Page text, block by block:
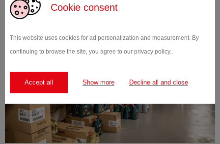
Cookie consent
This website uses cookies for ad personalization and measurement. By
continuing to browse the site, you agree to our privacy policy..
Accept all Show more Decline all and close